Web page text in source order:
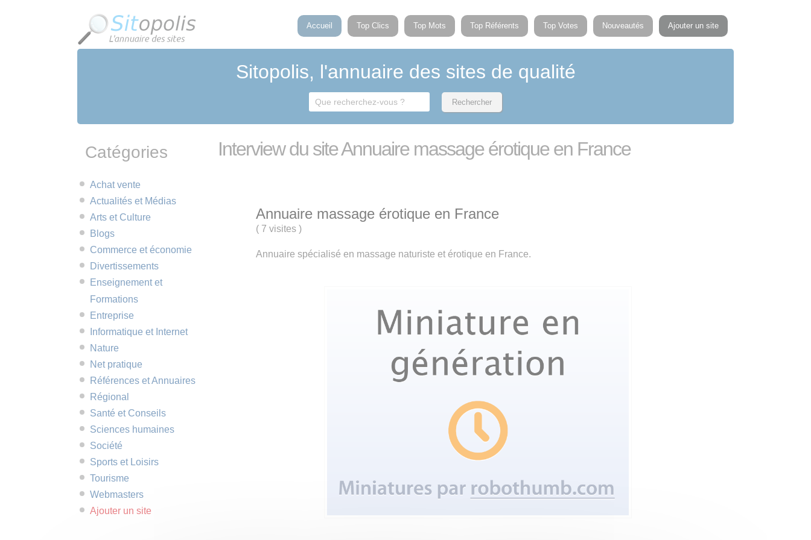
Accueil Top Clics Top Mots Top Référents Top Votes Nouveautés Ajouter un site
Sitopolis, l'annuaire des sites de qualité
Interview du site Annuaire massage érotique en France
Annuaire massage érotique en France
( 7 visites)
Annuaire spécialisé en massage naturiste et érotique en France.
Catégories
Achat vente
Actualités et Médias
Arts et Culture
Blogs
Commerce et économie
Divertissements
Enseignement et
Formations
Entreprise
Informatique et Internet
Nature
Net pratique
Références et Annuaires
Régional
Santé et Conseils
Sciences humaines
Société
Sports et Loisirs
Tourisme
Webmasters
Ajouter un site